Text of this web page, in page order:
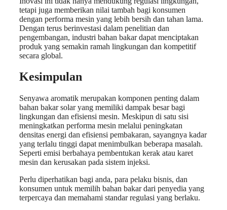
tetapi juga memberikan nilai tambah bagi konsumen
dengan performa mesin yang lebih bersih dan tahan lama.
Dengan terus berinvestasi dalam penelitian dan
pengembangan, industri bahan bakar dapat menciptakan
produk yang semakin ramah lingkungan dan kompetitif
secara global.
Kesimpulan
Senyawa aromatik merupakan komponen penting dalam
bahan bakar solar yang memiliki dampak besar bagi
lingkungan dan efisiensi mesin. Meskipun di satu sisi
meningkatkan performa mesin melalui peningkatan
densitas energi dan efisiensi pembakaran, sayangnya kadar
yang terlalu tinggi dapat menimbulkan beberapa masalah.
Seperti emisi berbahaya pembentukan kerak atau karet
mesin dan kerusakan pada sistem injeksi.
Perlu diperhatikan bagi anda, para pelaku bisnis, dan
konsumen untuk memilih bahan bakar dari penyedia yang
terpercaya dan memahami standar regulasi yang berlaku.